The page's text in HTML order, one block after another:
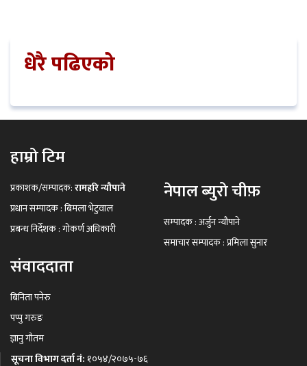
धेरै पढिएको
हाम्रो टिम
प्रकाशक/सम्पादक:रामहरि न्यौपाने
प्रधान सम्पादक : बिमला भेटुवाल
प्रबन्ध निर्देशक : गोकर्ण अधिकारी
नेपाल ब्युरो चीफ़
सम्पादक : अर्जुन न्यौपाने
समाचार सम्पादक : प्रमिला सुनार
संवाददाता
बिनिता पनेरु
पप्पु गरुङ
ज्ञानु गौतम
सूचना विभाग दर्ता नं: १०५४/२०७५-७६